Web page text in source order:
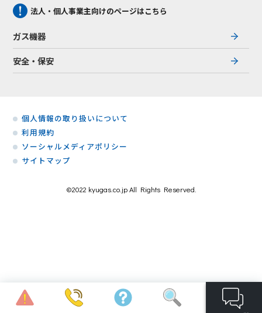
法人・個人事業主向けのページはこちら
ガス機器
安全・保安
個人情報の取り扱いについて
利用規約
ソーシャルメディアポリシー
サイトマップ
©2022 kyugas.co.jp All Rights Reserved.